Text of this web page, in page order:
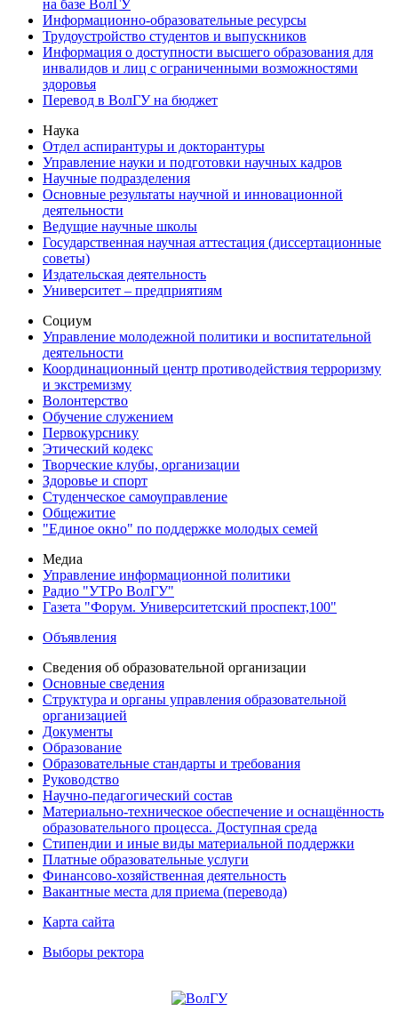
на базе ВолГУ
Информационно-образовательные ресурсы
Трудоустройство студентов и выпускников
Информация о доступности высшего образования для
инвалидов и лиц с ограниченными возможностями
здоровья
Перевод в ВолГУ на бюджет
Наука
Отдел аспирантуры и докторантуры
Управление науки и подготовки научных кадров
Научные подразделения
Основные результаты научной и инновационной
деятельности
Ведущие научные школы
Государственная научная аттестация (диссертационные
советы)
Издательская деятельность
Университет – предприятиям
Социум
Управление молодежной политики и воспитательной
деятельности
Координационный центр противодействия терроризму
и экстремизму
Волонтерство
Обучение служением
Первокурснику
Этический кодекс
Творческие клубы, организации
Здоровье и спорт
Студенческое самоуправление
Общежитие
"Единое окно" по поддержке молодых семей
Медиа
Управление информационной политики
Радио "УТРо ВолГУ"
Газета "Форум. Университетский проспект,100"
Объявления
Сведения об образовательной организации
Основные сведения
Структура и органы управления образовательной
организацией
Документы
Образование
Образовательные стандарты и требования
Руководство
Научно-педагогический состав
Материально-техническое обеспечение и оснащённость
образовательного процесса. Доступная среда
Стипендии и иные виды материальной поддержки
Платные образовательные услуги
Финансово-хозяйственная деятельность
Вакантные места для приема (перевода)
Карта сайта
Выборы ректора